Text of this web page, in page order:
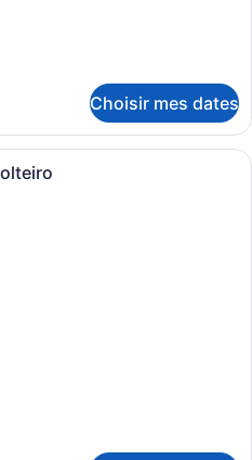
Choisir mes dates
Une chambre d’hôtel avec deux